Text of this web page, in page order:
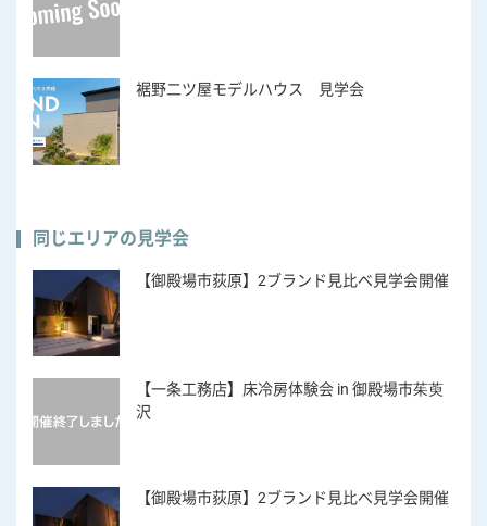
裾野二ツ屋モデルハウス 見学会
同じエリアの見学会
【御殿場市荻原】2ブランド見比べ見学会開催
【一条工務店】床冷房体験会 in 御殿場市茱萸
沢
【御殿場市荻原】2ブランド見比べ見学会開催